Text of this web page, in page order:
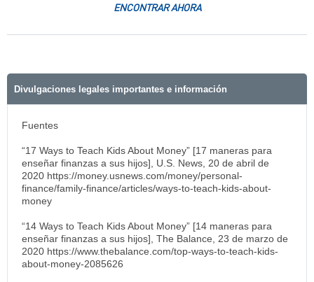
ENCONTRAR AHORA
Divulgaciones legales importantes e información
Fuentes
“17 Ways to Teach Kids About Money” [17 maneras para
enseñar finanzas a sus hijos], U.S. News, 20 de abril de
2020 https://money.usnews.com/money/personal-
finance/family-finance/articles/ways-to-teach-kids-about-
money
“14 Ways to Teach Kids About Money” [14 maneras para
enseñar finanzas a sus hijos], The Balance, 23 de marzo de
2020 https://www.thebalance.com/top-ways-to-teach-kids-
about-money-2085626